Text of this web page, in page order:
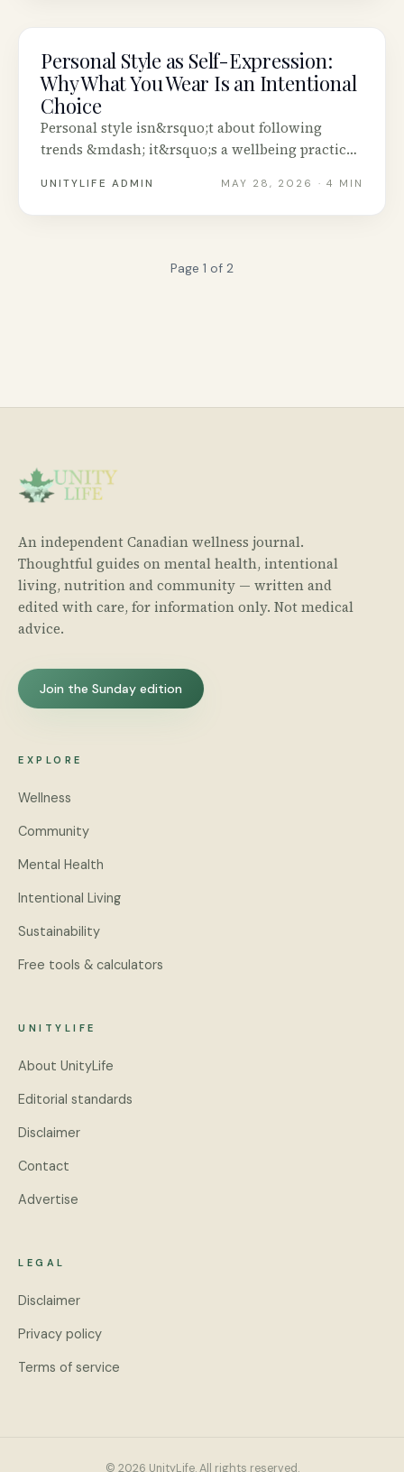
INTENTIONAL LIVING
Personal Style as Self-Expression:
Why What You Wear Is an Intentional
Choice
Personal style isn&rsquo;t about following
trends &mdash; it&rsquo;s a wellbeing practice.
&ldquo;Samba Jane&rdquo; trend reveals, and
how to shop your closet first.
UNITYLIFE ADMIN MAY 28, 2026 · 4 MIN
Page 1 of 2
An independent Canadian wellness journal.
Thoughtful guides on mental health, intentional
living, nutrition and community — written and
edited with care, for information only. Not medical
advice.
Join the Sunday edition
EXPLORE
Wellness
Community
Mental Health
Intentional Living
Sustainability
Free tools & calculators
UNITYLIFE
About UnityLife
Editorial standards
Disclaimer
Contact
Advertise
LEGAL
Disclaimer
Privacy policy
Terms of service
© 2026 UnityLife. All rights reserved.